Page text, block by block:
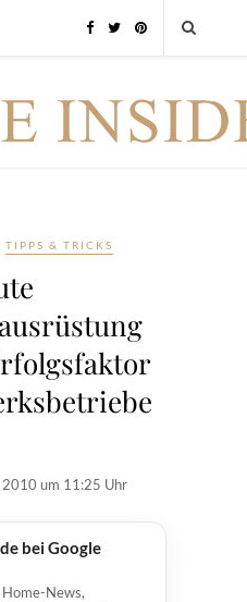
TIPPS & TRICKS
um 11:25 Uhr
bei Google
News,